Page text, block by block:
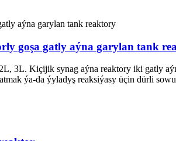
goşa gatly aýna garylan tank
3L. Kiçijik synag aýna reaktory iki gatly
ýa-da ýyladyş reaksiýasy üçin dürli